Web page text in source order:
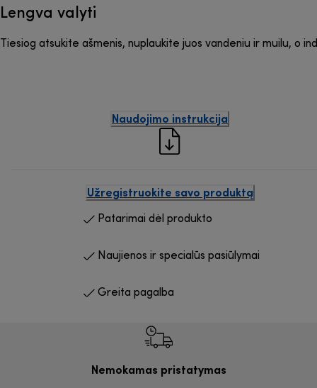
Lengva valyti
Tiesiog atsukite ašmenis, nuplaukite juos vandeniu ir muilu, o
Naudojimo instrukcija
Užregistruokite savo produktą
Patarimai dėl produkto
Naujienos ir specialūs pasiūlymai
Greita pagalba
Nemokamas pristatymas